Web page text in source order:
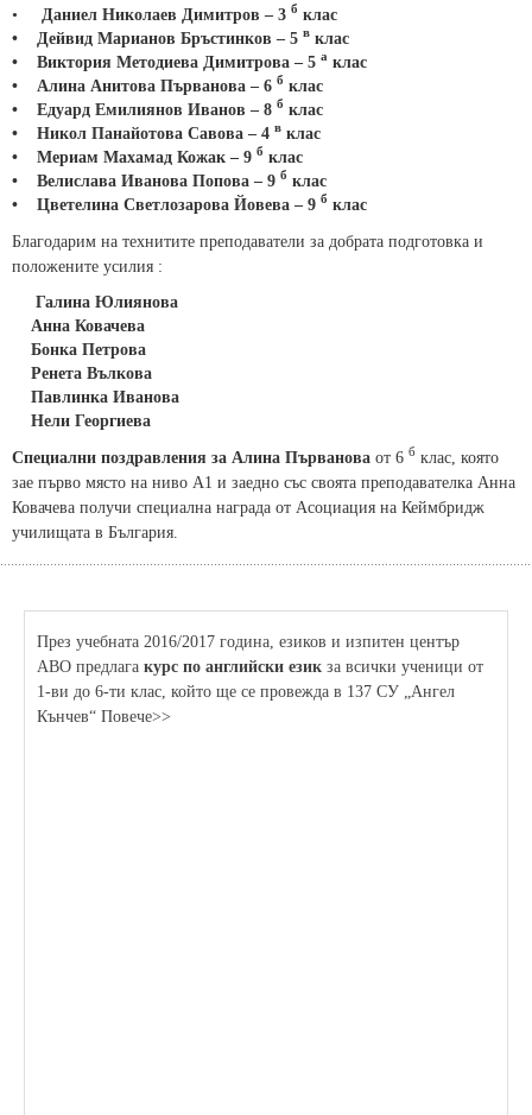
• Даниел Николаев Димитров – 3 б клас
• Дейвид Марианов Бръстинков – 5 в клас
• Виктория Методиева Димитрова – 5 а клас
• Алина Анитова Първанова – 6 б клас
• Едуард Емилиянов Иванов – 8 б клас
• Никол Панайотова Савова – 4 в клас
• Мериам Махамад Кожак – 9 б клас
• Велислава Иванова Попова – 9 б клас
• Цветелина Светлозарова Йовева – 9 б клас
Благодарим на технитите преподаватели за добрата подготовка и
положените усилия :
Галина Юлиянова
Анна Ковачева
Бонка Петрова
Ренета Вълкова
Павлинка Иванова
Нели Георгиева
Специални поздравления за Алина Първанова от 6 б клас, която
зае първо място на ниво А1 и заедно със своята преподавателка Анна
Ковачева получи специална награда от Асоциация на Кеймбридж
училищата в България.
През учебната 2016/2017 година, езиков и изпитен център
АВО предлага курс по английски език за всички ученици от
1-ви до 6-ти клас, който ще се провежда в 137 СУ „Ангел
Кънчев“ Повече>>